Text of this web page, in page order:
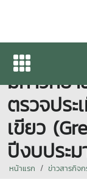
คณะพัฒน
มหาวิทยา
ตรวจปร
เขียว
ปีงบประ
หน้าแรก ข่าวสารกิจ